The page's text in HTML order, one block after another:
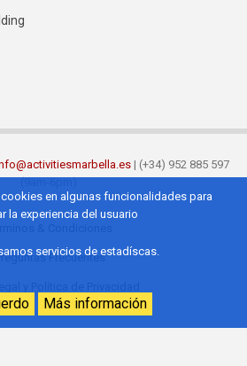
| (+34) 952 885 597
(9am-6pm)
Frecuentes
en algunas funcionalidades para
la experiencia del usuario
servicios de estadíscas.
Más información